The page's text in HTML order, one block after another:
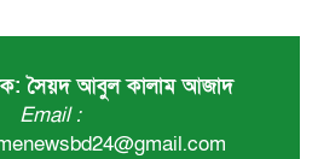
সৈয়দ আবুল কালাম আজাদ
Email :